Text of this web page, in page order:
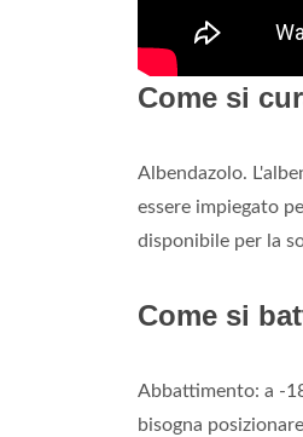
Come si
Albendazolo.
essere impiegato
disponibile per la
Come si
Abbattimento: a -
bisogna